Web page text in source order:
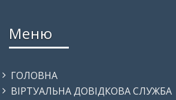
Меню
ГОЛОВНА
ВІРТУАЛЬНА ДОВІДКОВА СЛУЖБА